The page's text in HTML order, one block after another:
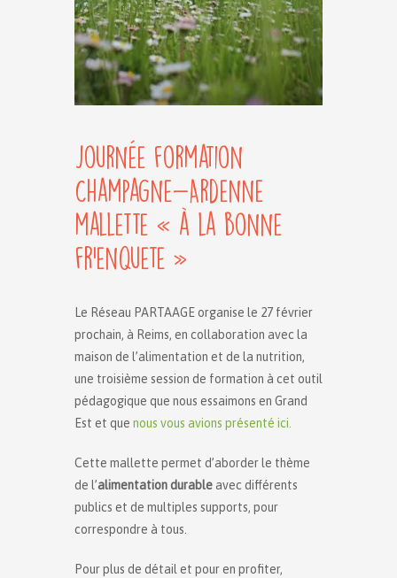
Journée formation
Champagne-Ardenne
mallette « à la bonne
fr’enquete »
Le Réseau PARTAAGE organise le 27 février
prochain, à Reims, en collaboration avec la
maison de l’alimentation et de la nutrition,
une troisième session de formation à cet outil
pédagogique que nous essaimons en Grand
Est et que nous vous avions présenté ici.
Cette mallette permet d’aborder le thème
de l’alimentation durable avec différents
publics et de multiples supports, pour
correspondre à tous.
Pour plus de détail et pour en profiter,